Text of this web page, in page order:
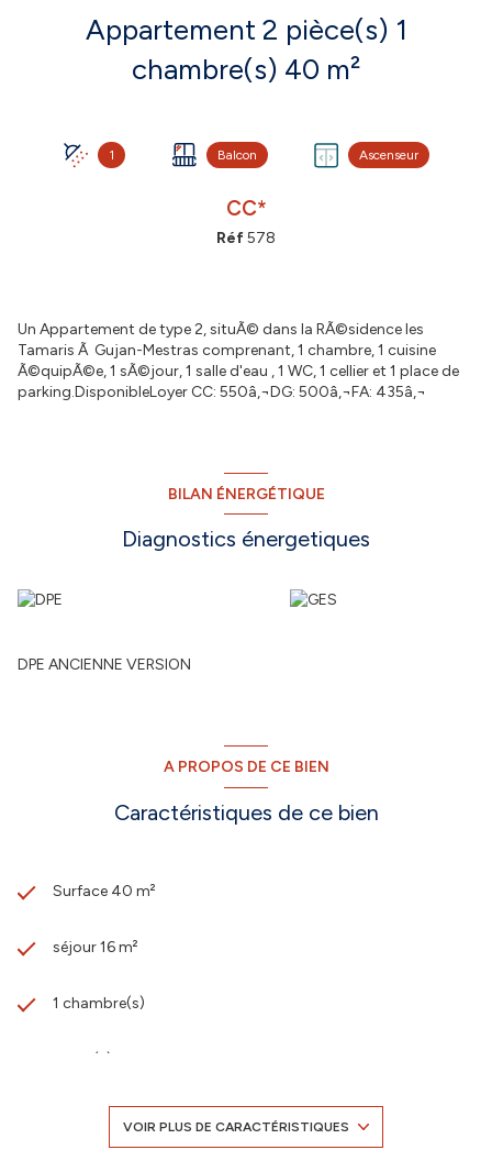
Appartement 2 pièce(s) 1
chambre(s) 40 m²
1 Balcon Ascenseur
CC*
Réf578
Un Appartement de type 2, situÃ© dans la RÃ©sidence les
Tamaris Ã Gujan-Mestras comprenant, 1 chambre, 1 cuisine
Ã©quipÃ©e, 1 sÃ©jour, 1 salle d'eau , 1 WC, 1 cellier et 1 place de
parking.DisponibleLoyer CC: 550â‚¬DG: 500â‚¬FA: 435â‚¬
BILAN ÉNERGÉTIQUE
Diagnostics énergetiques
DPE ANCIENNE VERSION
A PROPOS DE CE BIEN
Caractéristiques de ce bien
Surface 40 m²
séjour 16 m²
1 chambre(s)
1 salle(s) d'eau
VOIR PLUS DE CARACTÉRISTIQUES